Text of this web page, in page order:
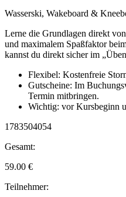
Wasserski, Wakeboard &
Lerne die Grundlagen direkt
und maximalem Spaßfaktor
kannst du direkt sicher im
Flexibel: Kostenfreie
Gutscheine: Im
Termin mitbringen.
Wichtig: vor Kursbeginn
1783504054
Gesamt:
59.00 €
Teilnehmer: